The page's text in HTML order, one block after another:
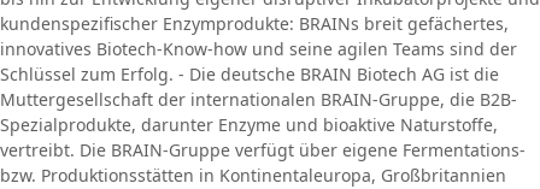
kundenspezifischer Enzymprodukte: BRAINs breit gefächertes,
innovatives Biotech-Know-how und seine agilen Teams sind der
Schlüssel zum Erfolg. - Die deutsche BRAIN Biotech AG ist die
Muttergesellschaft der internationalen BRAIN-Gruppe, die B2B-
Spezialprodukte, darunter Enzyme und bioaktive Naturstoffe,
vertreibt. Die BRAIN-Gruppe verfügt über eigene Fermentations-
bzw. Produktionsstätten in Kontinentaleuropa, Großbritannien